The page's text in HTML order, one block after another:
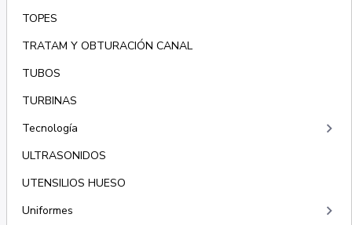
TOPES
TRATAM Y OBTURACIÓN CANAL
TUBOS
TURBINAS
Tecnología
keyboard_arrow_right
ULTRASONIDOS
UTENSILIOS HUESO
Uniformes
keyboard_arrow_right